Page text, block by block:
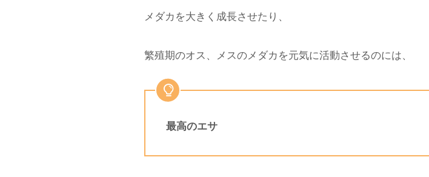
メダカを大きく成長させたり、
繁殖期のオス、メスのメダカを元気に活動させるのには、
最高のエサ